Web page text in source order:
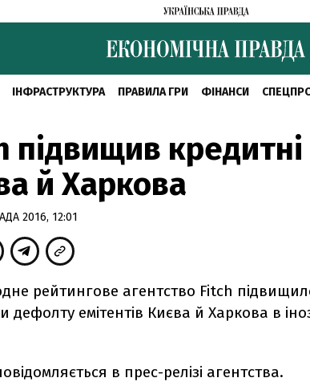
ІНФРАСТРУКТУРА ПРАВИЛА ГРИ ФІНАНСИ
підвищив
й Харкова
2016, 12:01
рейтингове агентство Fitch
дефолту емітентів Києва й Харкова в
в прес-релізі агентства.